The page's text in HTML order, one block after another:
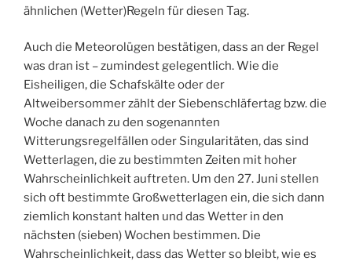
ähnlichen (Wetter)Regeln für diesen Tag.
Auch die Meteorolügen bestätigen, dass an der Regel
was dran ist – zumindest gelegentlich. Wie die
Eisheiligen, die Schafskälte oder der
Altweibersommer zählt der Siebenschläfertag bzw. die
Woche danach zu den sogenannten
Witterungsregelfällen oder Singularitäten, das sind
Wetterlagen, die zu bestimmten Zeiten mit hoher
Wahrscheinlichkeit auftreten. Um den 27. Juni stellen
sich oft bestimmte Großwetterlagen ein, die sich dann
ziemlich konstant halten und das Wetter in den
nächsten (sieben) Wochen bestimmen. Die
Wahrscheinlichkeit, dass das Wetter so bleibt, wie es